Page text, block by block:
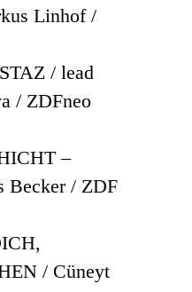
Linhof /
/ lead
/ ZDFneo
–
Becker / ZDF
/ Cüneyt